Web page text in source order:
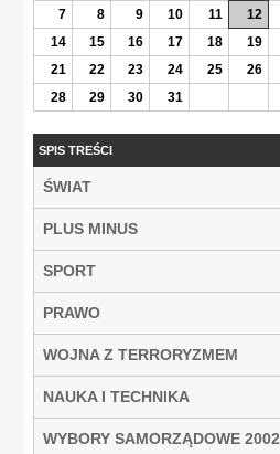
7
8 9 10 11 12
14
15 16 17 18 19
21
22 23 24 25 26
28
29 30 31
SPIS TREŚCI
ŚWIAT
PLUS MINUS
SPORT
PRAWO
WOJNA Z TERRORYZMEM
NAUKA I TECHNIKA
WYBORY SAMORZĄDOWE 2002